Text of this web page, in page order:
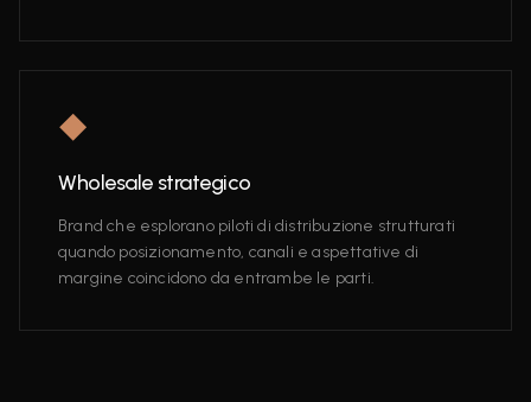
◆
Wholesale strategico
Brand che esplorano piloti di distribuzione strutturati
quando posizionamento, canali e aspettative di
margine coincidono da entrambe le parti.